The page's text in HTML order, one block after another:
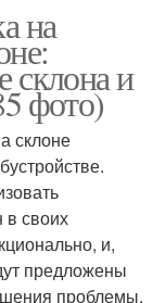
на
склона и
фото)
склоне
в своих
и,
предложены
проблемы.